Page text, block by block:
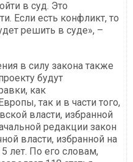
в суд. Это
Если есть конфликт, то
решить в суде», –
в силу закона также
будут
как
так и в части того,
власти, избранной
редакции закон
власти, избранной на
лет. По его словам,